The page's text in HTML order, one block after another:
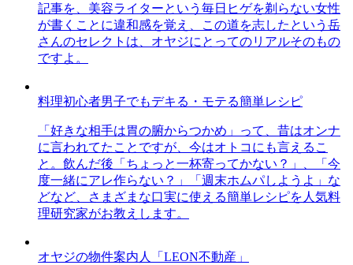
記事を、美容ライターという毎日ヒゲを剃らない女性
が書くことに違和感を覚え、この道を志したという岳
さんのセレクトは、オヤジにとってのリアルそのもの
ですよ。
料理初心者男子でもデキる・モテる簡単レシピ
「好きな相手は胃の腑からつかめ」って、昔はオンナ
に言われてたことですが、今はオトコにも言えるこ
と。飲んだ後「ちょっと一杯寄ってかない？」、「今
度一緒にアレ作らない？」「週末ホムパしようよ」な
どなど、さまざまな口実に使える簡単レシピを人気料
理研究家がお教えします。
オヤジの物件案内人「LEON不動産」